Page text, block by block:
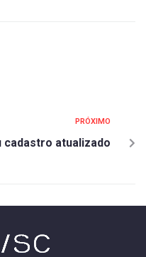
PRÓXIMO
cadastro atualizado